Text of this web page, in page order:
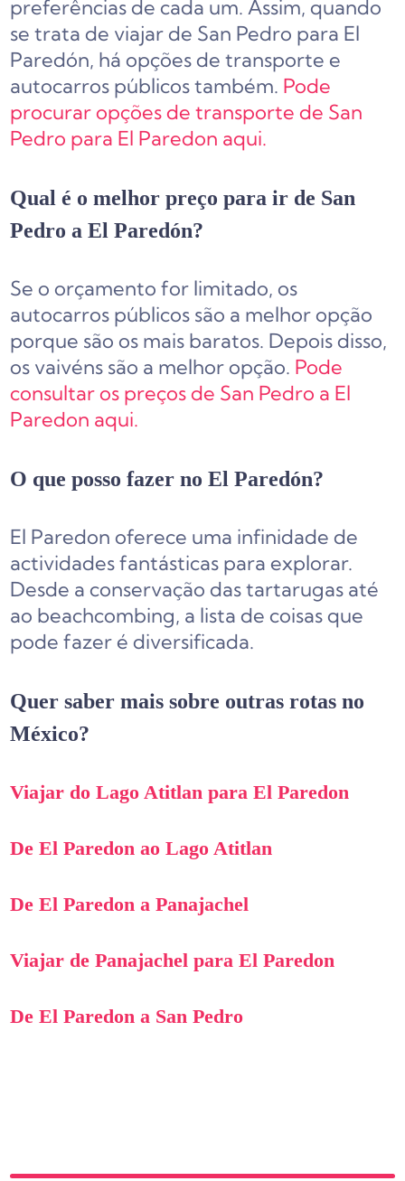
preferências de cada um. Assim, quando
se trata de viajar de San Pedro para El
Paredón, há opções de transporte e
autocarros públicos também. Pode
procurar opções de transporte de San
Pedro para El Paredon aqui.
Qual é o melhor preço para ir de San
Pedro a El Paredón?
Se o orçamento for limitado, os
autocarros públicos são a melhor opção
porque são os mais baratos. Depois disso,
os vaivéns são a melhor opção. Pode
consultar os preços de San Pedro a El
Paredon aqui.
O que posso fazer no El Paredón?
El Paredon oferece uma infinidade de
actividades fantásticas para explorar.
Desde a conservação das tartarugas até
ao beachcombing, a lista de coisas que
pode fazer é diversificada.
Quer saber mais sobre outras rotas no
México?
Viajar do Lago Atitlan para El Paredon
De El Paredon ao Lago Atitlan
De El Paredon a Panajachel
Viajar de Panajachel para El Paredon
De El Paredon a San Pedro